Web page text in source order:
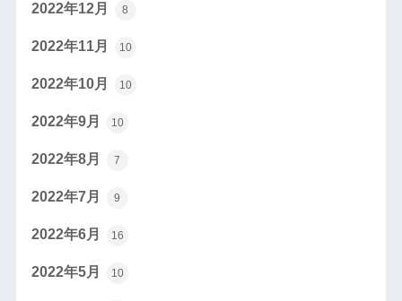
2022年12月 8
2022年11月 10
2022年10月 10
2022年9月 10
2022年8月 7
2022年7月 9
2022年6月 16
2022年5月 10